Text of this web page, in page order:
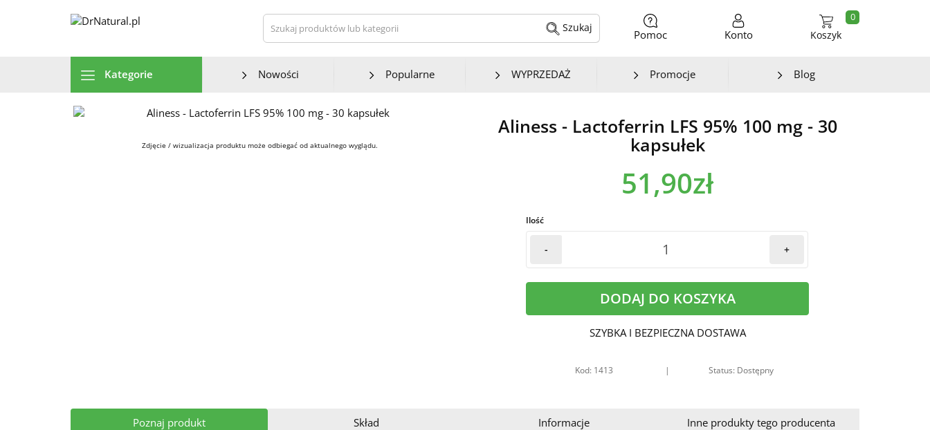
Szukaj produktów lub kategorii Szukaj
Pomoc Konto Koszyk
0
Kategorie Nowości Popularne WYPRZEDAŻ Promocje Blog
Zdjęcie / wizualizacja produktu może odbiegać od aktualnego wyglądu.
Aliness - Lactoferrin LFS 95% 100 mg - 30
kapsułek
51,90zł
Ilość
- +
DODAJ DO KOSZYKA
SZYBKA I BEZPIECZNA DOSTAWA
Kod: 1413 | Status: Dostępny
Poznaj produkt Skład Informacje Inne produkty tego producenta